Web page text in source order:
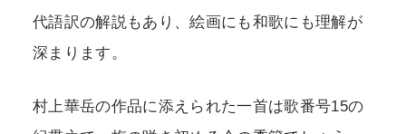
代語訳の解説もあり、絵画にも和歌にも理解が
深まります。
村上華岳の作品に添えられた一首は歌番号15の